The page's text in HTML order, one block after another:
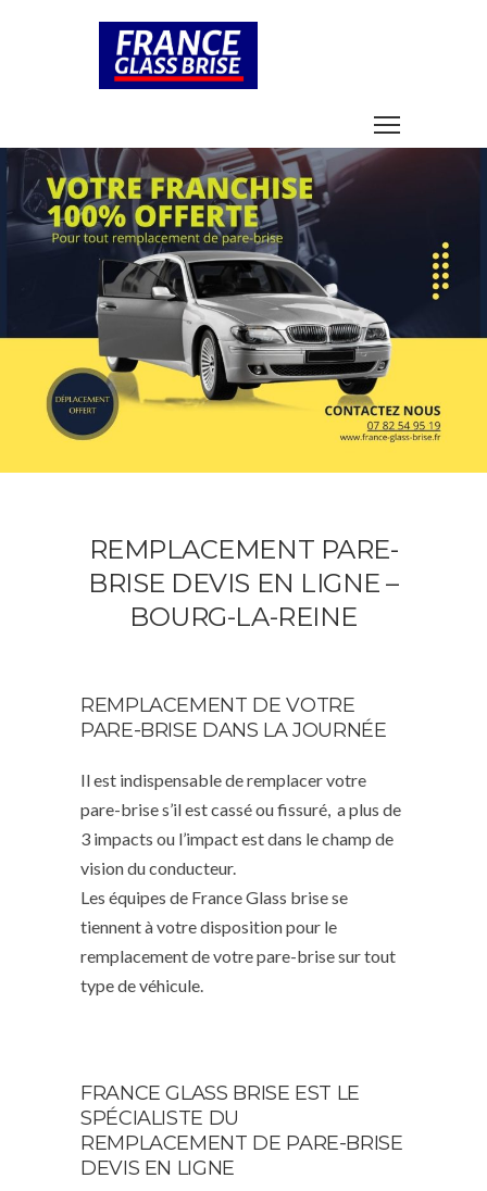
REMPLACEMENT PARE-
BRISE DEVIS EN LIGNE –
BOURG-LA-REINE
REMPLACEMENT DE VOTRE
PARE-BRISE DANS LA JOURNÉE
Il est indispensable de remplacer votre
pare-brise s’il est cassé ou fissuré, a plus de
3 impacts ou l’impact est dans le champ de
vision du conducteur.
Les équipes de France Glass brise se
tiennent à votre disposition pour le
remplacement de votre pare-brise sur tout
type de véhicule.
FRANCE GLASS BRISE EST LE
SPÉCIALISTE DU
REMPLACEMENT DE PARE-BRISE
DEVIS EN LIGNE